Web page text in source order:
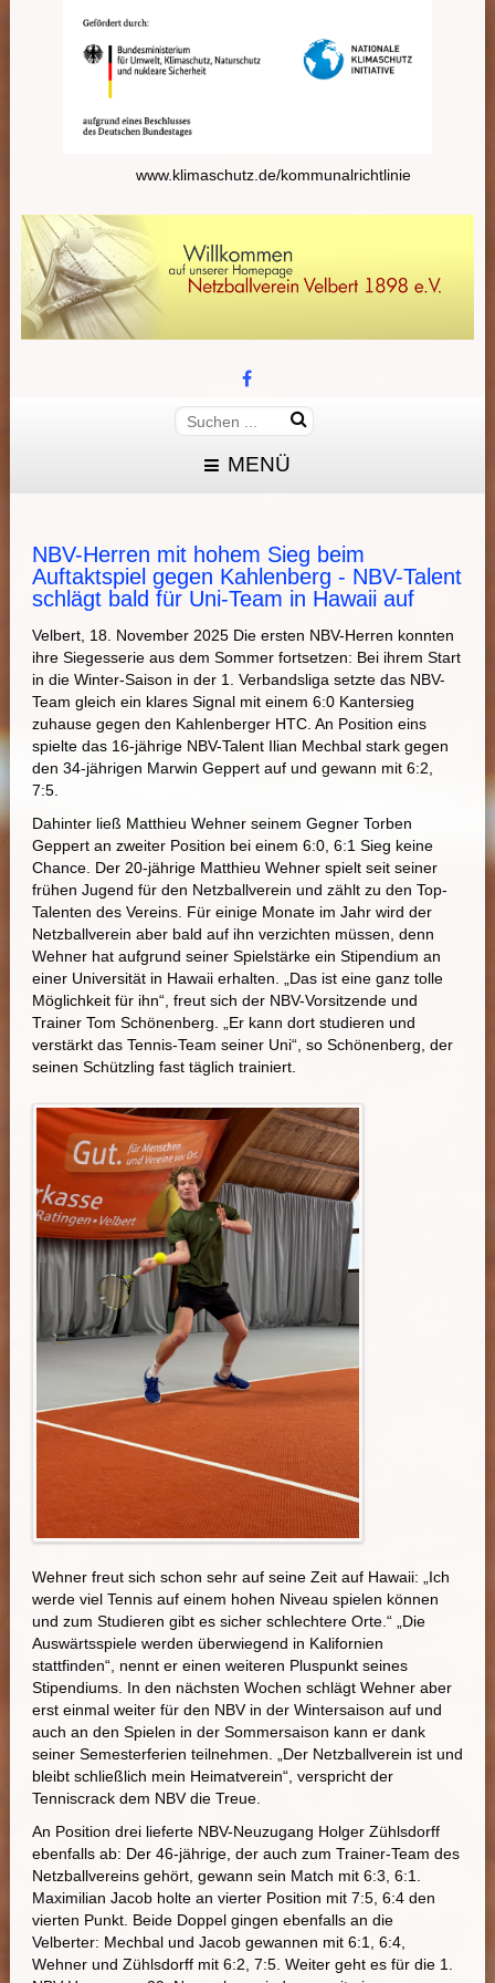
www.klimaschutz.de/kommunalrichtlinie
MENÜ
NBV-Herren mit hohem Sieg beim
Auftaktspiel gegen Kahlenberg - NBV-Talent
schlägt bald für Uni-Team in Hawaii auf
Velbert, 18. November 2025 Die ersten NBV-Herren konnten
ihre Siegesserie aus dem Sommer fortsetzen: Bei ihrem Start
in die Winter-Saison in der 1. Verbandsliga setzte das NBV-
Team gleich ein klares Signal mit einem 6:0 Kantersieg
zuhause gegen den Kahlenberger HTC. An Position eins
spielte das 16-jährige NBV-Talent Ilian Mechbal stark gegen
den 34-jährigen Marwin Geppert auf und gewann mit 6:2,
7:5.
Dahinter ließ Matthieu Wehner seinem Gegner Torben
Geppert an zweiter Position bei einem 6:0, 6:1 Sieg keine
Chance. Der 20-jährige Matthieu Wehner spielt seit seiner
frühen Jugend für den Netzballverein und zählt zu den Top-
Talenten des Vereins. Für einige Monate im Jahr wird der
Netzballverein aber bald auf ihn verzichten müssen, denn
Wehner hat aufgrund seiner Spielstärke ein Stipendium an
einer Universität in Hawaii erhalten. „Das ist eine ganz tolle
Möglichkeit für ihn“, freut sich der NBV-Vorsitzende und
Trainer Tom Schönenberg. „Er kann dort studieren und
verstärkt das Tennis-Team seiner Uni“, so Schönenberg, der
seinen Schützling fast täglich trainiert.
Wehner freut sich schon sehr auf seine Zeit auf Hawaii: „Ich
werde viel Tennis auf einem hohen Niveau spielen können
und zum Studieren gibt es sicher schlechtere Orte.“ „Die
Auswärtsspiele werden überwiegend in Kalifornien
stattfinden“, nennt er einen weiteren Pluspunkt seines
Stipendiums. In den nächsten Wochen schlägt Wehner aber
erst einmal weiter für den NBV in der Wintersaison auf und
auch an den Spielen in der Sommersaison kann er dank
seiner Semesterferien teilnehmen. „Der Netzballverein ist und
bleibt schließlich mein Heimatverein“, verspricht der
Tenniscrack dem NBV die Treue.
An Position drei lieferte NBV-Neuzugang Holger Zühlsdorff
ebenfalls ab: Der 46-jährige, der auch zum Trainer-Team des
Netzballvereins gehört, gewann sein Match mit 6:3, 6:1.
Maximilian Jacob holte an vierter Position mit 7:5, 6:4 den
vierten Punkt. Beide Doppel gingen ebenfalls an die
Velberter: Mechbal und Jacob gewannen mit 6:1, 6:4,
Wehner und Zühlsdorff mit 6:2, 7:5. Weiter geht es für die 1.